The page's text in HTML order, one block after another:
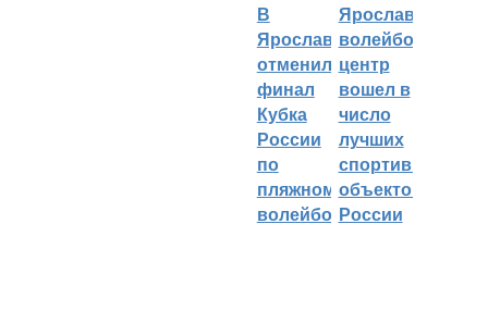
В
Ярославле
отменили
финал
Кубка
России
по
пляжному
волейболу
Ярославский
волейбольный
центр
вошел в
число
лучших
спортивных
объектов
России